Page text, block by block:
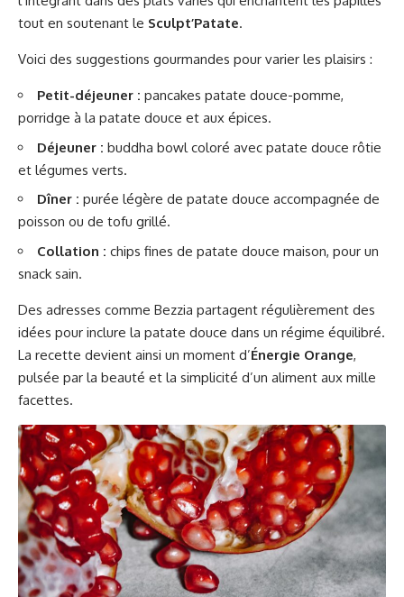
tout en soutenant le Sculpt’Patate.
Voici des suggestions gourmandes pour varier les plaisirs :
Petit-déjeuner : pancakes patate douce-pomme,
porridge à la patate douce et aux épices.
Déjeuner : buddha bowl coloré avec patate douce rôtie
et légumes verts.
Dîner : purée légère de patate douce accompagnée de
poisson ou de tofu grillé.
Collation : chips fines de patate douce maison, pour un
snack sain.
Des adresses comme Bezzia partagent régulièrement des
idées pour inclure la patate douce dans un régime équilibré.
La recette devient ainsi un moment d’Énergie Orange,
pulsée par la beauté et la simplicité d’un aliment aux mille
facettes.